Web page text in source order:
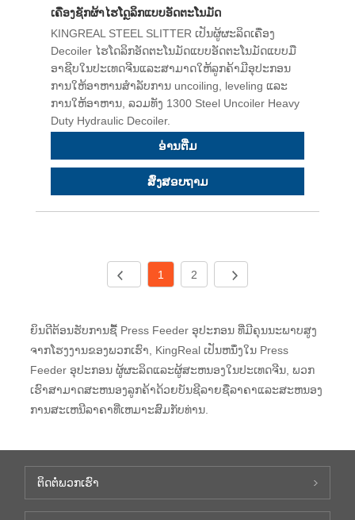
ເຄື່ອງຊັກຜ້າໄຮໂດຼລິກແບບອັດຕະໂນມັດ
KINGREAL STEEL SLITTER ເປັນຜູ້ຜະລິດເຄື່ອງ
Decoiler ໄຮໂດລິກອັດຕະໂນມັດແບບອັດຕະໂນມັດແບບມື
ອາຊີບໃນປະເທດຈີນແລະສາມາດໃຫ້ລູກຄ້າມີອຸປະກອນ
ການໃຫ້ອາຫານສໍາລັບການ uncoiling, leveling ແລະ
ການໃຫ້ອາຫານ, ລວມທັງ 1300 Steel Uncoiler Heavy
Duty Hydraulic Decoiler.
ອ່ານ​ຕື່ມ
ສົ່ງສອບຖາມ
1 2
ຍິນດີຕ້ອນຮັບການຊື້ Press Feeder ອຸປະກອນ ທີ່ມີຄຸນນະພາບສູງ
ຈາກໂຮງງານຂອງພວກເຮົາ, KingReal ເປັນຫນຶ່ງໃນ Press
Feeder ອຸປະກອນ ຜູ້ຜະລິດແລະຜູ້ສະຫນອງໃນປະເທດຈີນ, ພວກ
ເຮົາສາມາດສະຫນອງລູກຄ້າດ້ວຍບັນຊີລາຍຊື່ລາຄາແລະສະຫນອງ
ການສະເຫນີລາຄາທີ່ເຫມາະສົມກັບທ່ານ.
ຕິດ​ຕໍ່​ພວກ​ເຮົາ